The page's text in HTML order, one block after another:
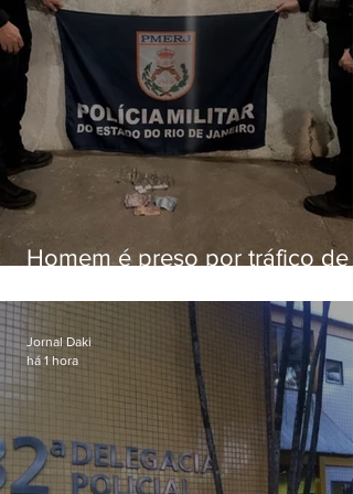
Homem é preso por tráfico de
Jornal Daki
há 1 hora